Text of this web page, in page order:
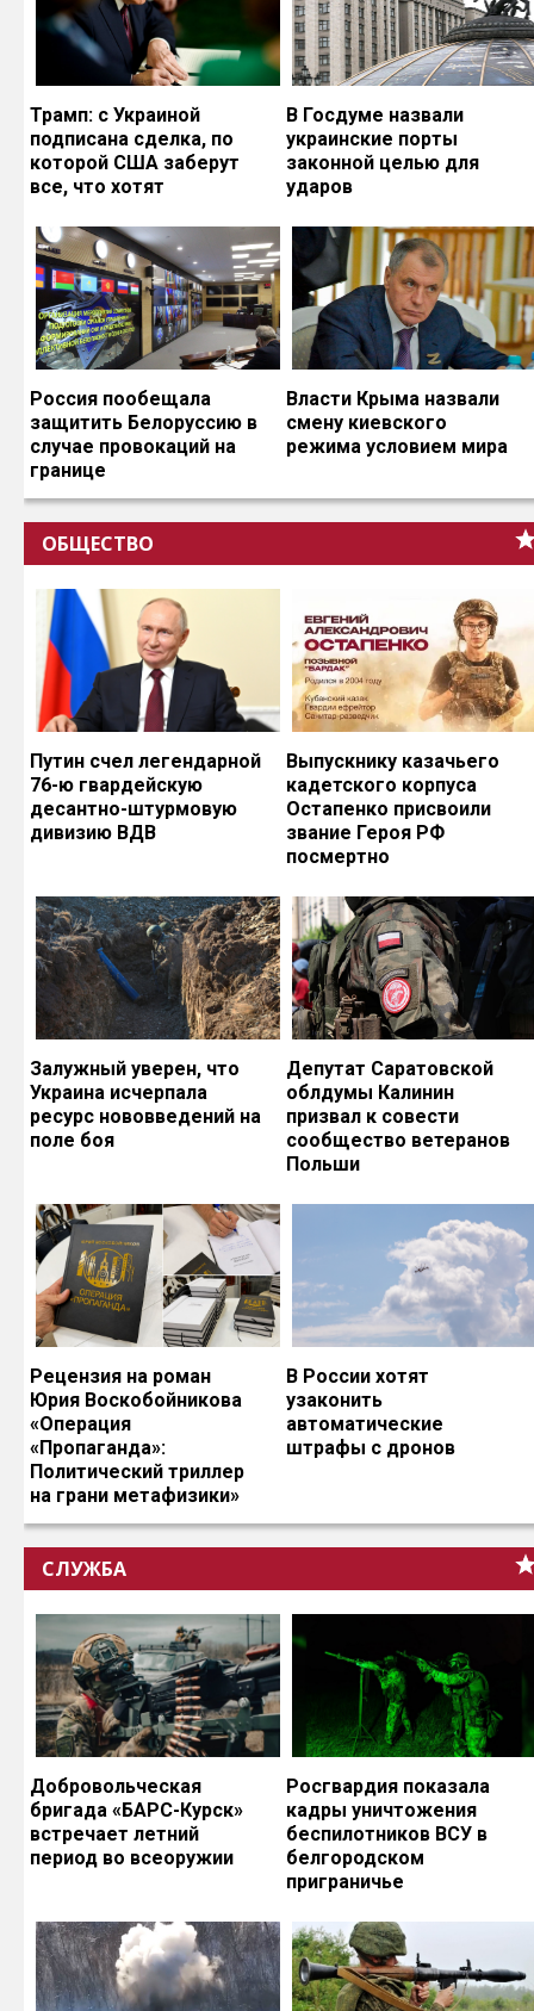
Трамп: с Украиной
подписана сделка, по
которой США заберут
все, что хотят
В Госдуме назвали
украинские порты
законной целью для
ударов
Россия пообещала
защитить Белоруссию в
случае провокаций на
границе
Власти Крыма назвали
смену киевского
режима условием мира
ОБЩЕСТВО
Путин счел легендарной
76-ю гвардейскую
десантно-штурмовую
дивизию ВДВ
Выпускнику казачьего
кадетского корпуса
Остапенко присвоили
звание Героя РФ
посмертно
Залужный уверен, что
Украина исчерпала
ресурс нововведений на
поле боя
Депутат Саратовской
облдумы Калинин
призвал к совести
сообщество ветеранов
Польши
Рецензия на роман
Юрия Воскобойникова
«Операция
«Пропаганда»:
Политический триллер
на грани метафизики»
В России хотят
узаконить
автоматические
штрафы с дронов
СЛУЖБА
Добровольческая
бригада «БАРС-Курск»
встречает летний
период во всеоружии
Росгвардия показала
кадры уничтожения
беспилотников ВСУ в
белгородском
приграничье